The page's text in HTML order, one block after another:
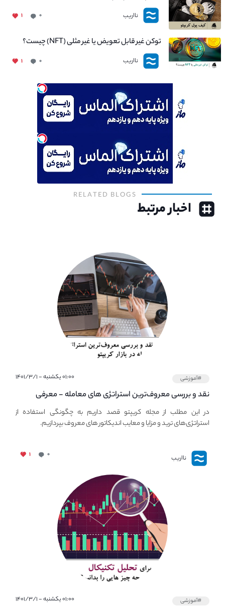
نااریب ۰ ۱
توکن غیر قابل تعویض یا غیر مثلی (NFT) چیست؟
نااریب ۰ ۱
RELATED BLOGS
اخبار مرتبط
#آموزشی ۰۱:۰۰ یکشنبه - ۱۴۰۱/۳/۱
نقد و بررسی معروف‌ترین استراتژی های معامله - معرفی
استراتژی های مهم ترید در بازار کریپتو
در این مطلب از مجله کریپتو قصد داریم به چگونگی استفاده از
استراتژی‌های ترید و مزایا و معایب اندیکاتور های معروف بپردازیم.
نااریب ۰ ۱
#آموزشی ۰۱:۰۰ یکشنبه - ۱۴۰۱/۳/۱